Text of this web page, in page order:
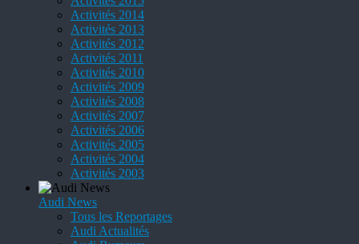
Activités 2014
Activités 2013
Activités 2012
Activités 2011
Activités 2010
Activités 2009
Activités 2008
Activités 2007
Activités 2006
Activités 2005
Activités 2004
Activités 2003
Audi News
Tous les Reportages
Audi Actualités